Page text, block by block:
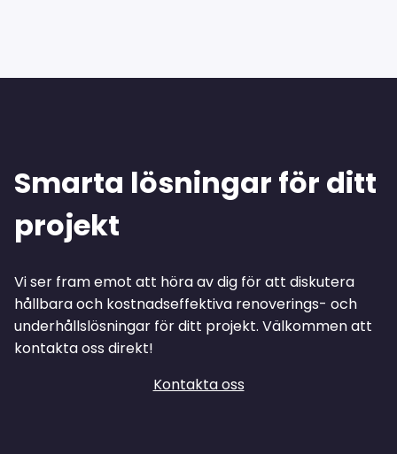
Smarta lösningar för ditt
projekt
Vi ser fram emot att höra av dig för att diskutera
hållbara och kostnadseffektiva renoverings- och
underhållslösningar för ditt projekt. Välkommen att
kontakta oss direkt!
Kontakta oss